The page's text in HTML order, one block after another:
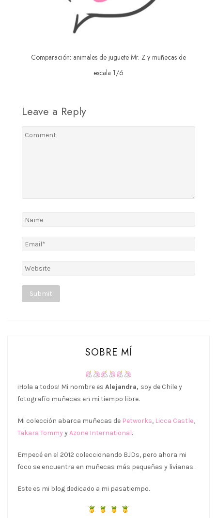
Comparación: animales de juguete Mr. Z y muñecas de
escala 1/6
Leave a Reply
SOBRE MÍ
¡Hola a todos! Mi nombre es Alejandra, soy de Chile y
fotografío muñecas en mi tiempo libre.
Mi colección abarca muñecas de Petworks, Licca Castle,
Takara Tommy yAzone International.
Empecé en el 2012 coleccionando BJDs, pero ahora mi
foco se encuentra en muñecas más pequeñas y livianas.
Este es mi blog dedicado a mi pasatiempo.